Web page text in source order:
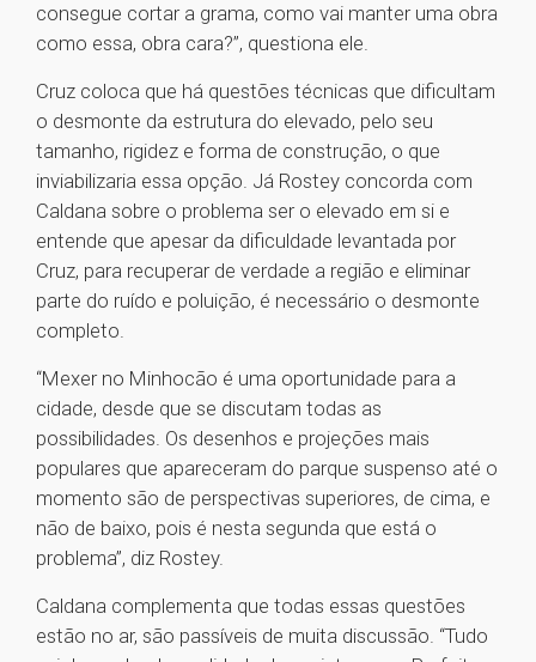
consegue cortar a grama, como vai manter uma obra
como essa, obra cara?”, questiona ele.
Cruz coloca que há questões técnicas que dificultam
o desmonte da estrutura do elevado, pelo seu
tamanho, rigidez e forma de construção, o que
inviabilizaria essa opção. Já Rostey concorda com
Caldana sobre o problema ser o elevado em si e
entende que apesar da dificuldade levantada por
Cruz, para recuperar de verdade a região e eliminar
parte do ruído e poluição, é necessário o desmonte
completo.
“Mexer no Minhocão é uma oportunidade para a
cidade, desde que se discutam todas as
possibilidades. Os desenhos e projeções mais
populares que apareceram do parque suspenso até o
momento são de perspectivas superiores, de cima, e
não de baixo, pois é nesta segunda que está o
problema”, diz Rostey.
Caldana complementa que todas essas questões
estão no ar, são passíveis de muita discussão. “Tudo